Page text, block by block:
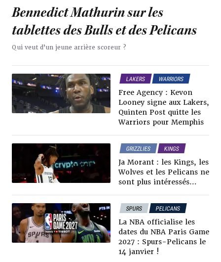
Bennedict Mathurin sur les
tablettes des Bulls et des Pelicans
Qui veut d’un jeune arrière scoreur ?
LAKERS
WARRIORS
GRIZZLIES
PELICANS
NEWS NBA
RUMEURS & TRADES
Free Agency : Kevon
Looney signe aux Lakers,
Quinten Post quitte les
Warriors pour Memphis
GRIZZLIES
KINGS
PELICANS
WOLVES
RUMEURS & TRADES
Ja Morant : les Kings, les
Wolves et les Pelicans ne
sont plus intéressés…
SPURS
PELICANS
NEWS NBA
La NBA officialise les
dates du NBA Paris Game
2027 : Spurs-Pelicans le
14 janvier !